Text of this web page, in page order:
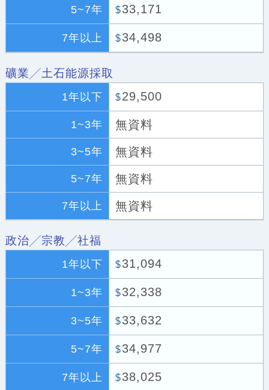
5~7年 $33,171
7年以上 $34,498
礦業╱土石能源採取
1年以下 $29,500
1~3年 無資料
3~5年 無資料
5~7年 無資料
7年以上 無資料
政治╱宗教╱社福
1年以下 $31,094
1~3年 $32,338
3~5年 $33,632
5~7年 $34,977
7年以上 $38,025